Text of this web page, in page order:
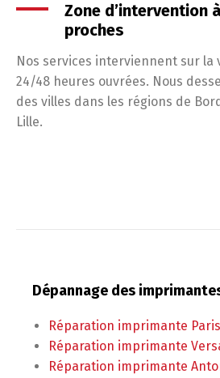
Zone d’intervention
proches
Nos services interviennent sur la
24/48 heures ouvrées. Nous
des villes dans les régions de
Lille.
Dépannage des
Réparation imprimante Paris
Réparation imprimante
Réparation imprimante